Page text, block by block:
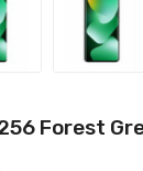
Forest